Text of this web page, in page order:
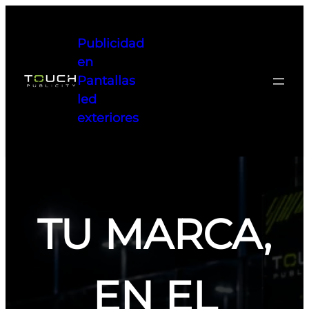
Publicidad
en
Pantallas
led
exteriores
TU MARCA,
EN EL